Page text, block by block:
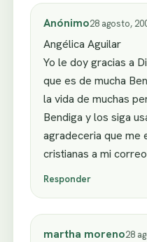
Anónimo28 agosto,
Angélica Aguilar
Yo le doy gracias a
que es de mucha
la vida de muchas
Bendiga y los siga
agradeceria que me
cristianas a mi correo
Responder
martha moreno28